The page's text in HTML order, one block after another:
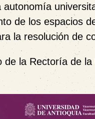
autonomía
de los espacios
la resolución de
de la Rectoría de la